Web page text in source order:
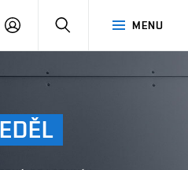
MENU
PŘIHLÁSIT